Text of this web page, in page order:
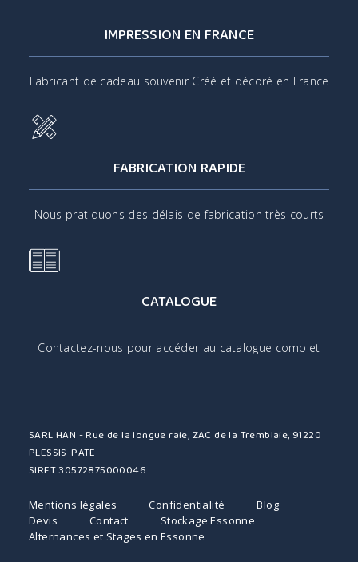
IMPRESSION EN FRANCE
Fabricant de cadeau souvenir Créé et décoré en France
FABRICATION RAPIDE
Nous pratiquons des délais de fabrication très courts
CATALOGUE
Contactez-nous pour accéder au catalogue complet
SARL HAN - Rue de la longue raie, ZAC de la Tremblaie, 91220
PLESSIS-PATE
SIRET 30572875000046
Mentions légales Confidentialité
Blog
Devis
Contact
Stockage Essonne
Alternances et Stages en Essonne